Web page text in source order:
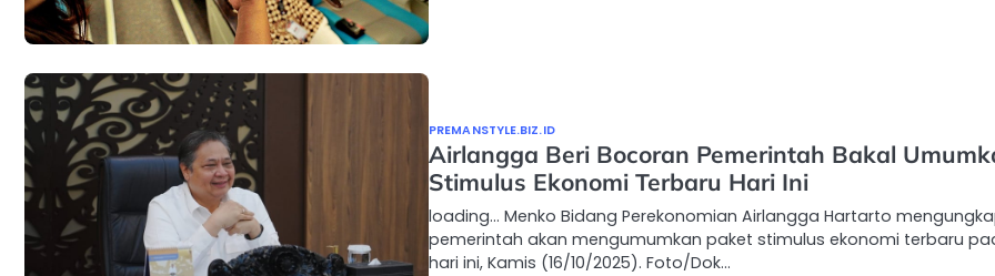
PREMANSTYLE.BIZ.ID
Airlangga Beri Bocoran Pemerintah Bakal
Stimulus Ekonomi Terbaru Hari Ini
loading… Menko Bidang Perekonomian Airlangga Hartarto
pemerintah akan mengumumkan paket stimulus ekonomi terbaru
hari ini, Kamis (16/10/2025). Foto/Dok…